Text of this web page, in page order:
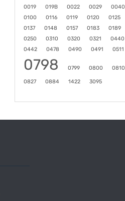
0019
019B 0022 0029 0040
0100
0116 0119 0120 0125
0137
0148 0157 0183 0189
0250
0310 0320 0321 0440
0442
0478 0490 0491 0511
0798 0799 0800 0810
0827 0884 1422 3095